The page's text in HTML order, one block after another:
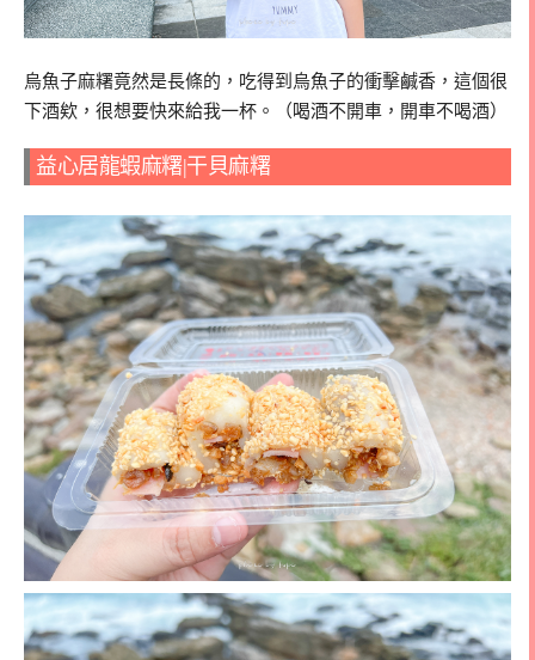
烏魚子麻糬竟然是長條的，吃得到烏魚子的衝擊鹹香，這個很
下酒欸，很想要快來給我一杯。（喝酒不開車，開車不喝酒）
益心居龍蝦麻糬|干貝麻糬